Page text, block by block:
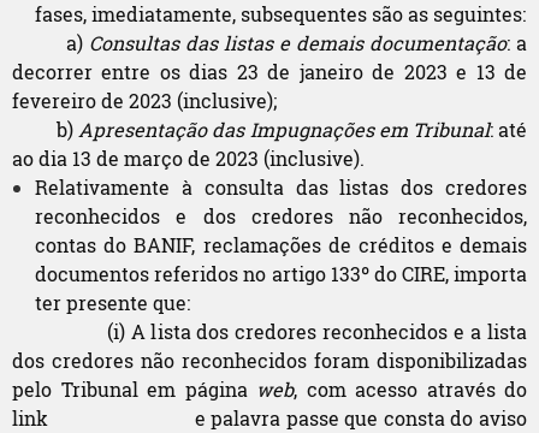
fases, imediatamente, subsequentes são as seguintes:
a) Consultas das listas e demais documentação: a
decorrer entre os dias 23 de janeiro de 2023 e 13 de
fevereiro de 2023 (inclusive);
b) Apresentação das Impugnações em Tribunal: até
ao dia 13 de março de 2023 (inclusive).
Relativamente à consulta das listas dos credores
reconhecidos e dos credores não reconhecidos,
contas do BANIF, reclamações de créditos e demais
documentos referidos no artigo 133º do CIRE, importa
ter presente que:
(i) A lista dos credores reconhecidos e a lista
dos credores não reconhecidos foram disponibilizadas
pelo Tribunal em página web, com acesso através do
link e palavra passe que consta do aviso